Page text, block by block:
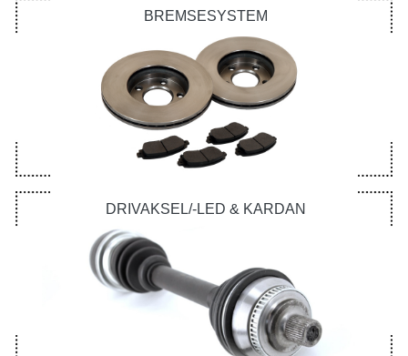
BREMSESYSTEM
DRIVAKSEL/-LED & KARDAN